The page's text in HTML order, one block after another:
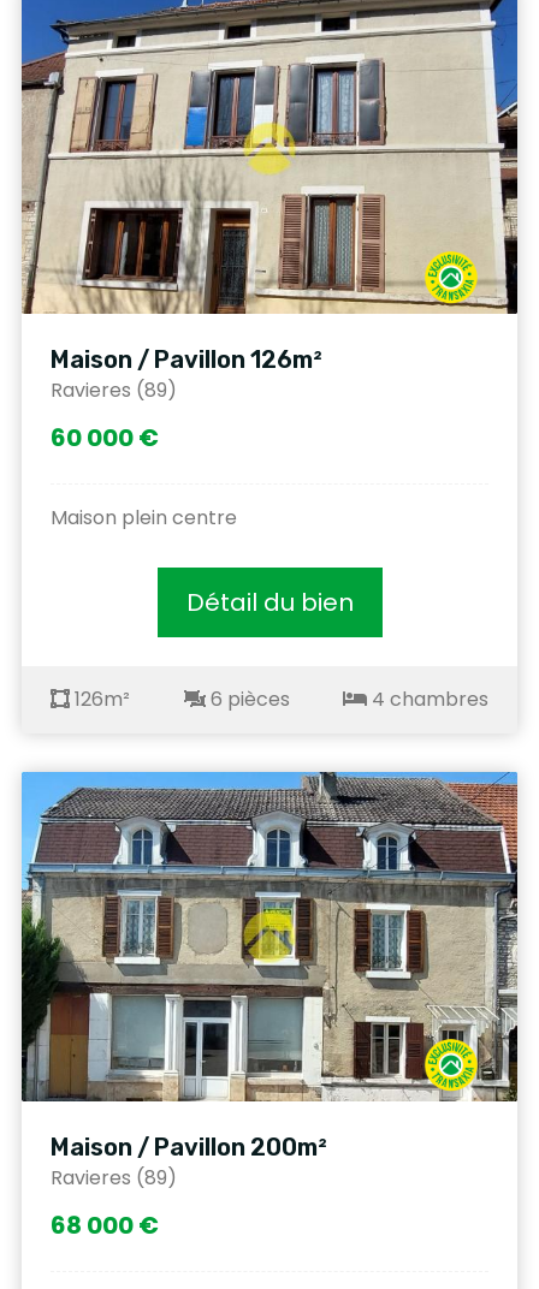
Maison / Pavillon 126m²
Ravieres (89)
60 000 €
Maison plein centre
Détail du bien
126m² 6 pièces 4 chambres
Maison / Pavillon 200m²
Ravieres (89)
68 000 €